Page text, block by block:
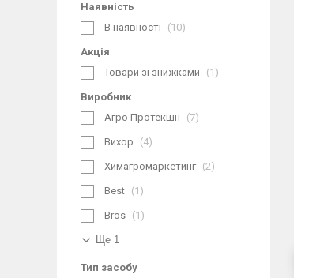
Наявність
В наявності
10
Акція
Товари зі знижками
1
Виробник
Агро Протекшн
7
Вихор 4
Химагромаркетинг 2
Best 1
Bros 1
Ще 1
Тип засобу